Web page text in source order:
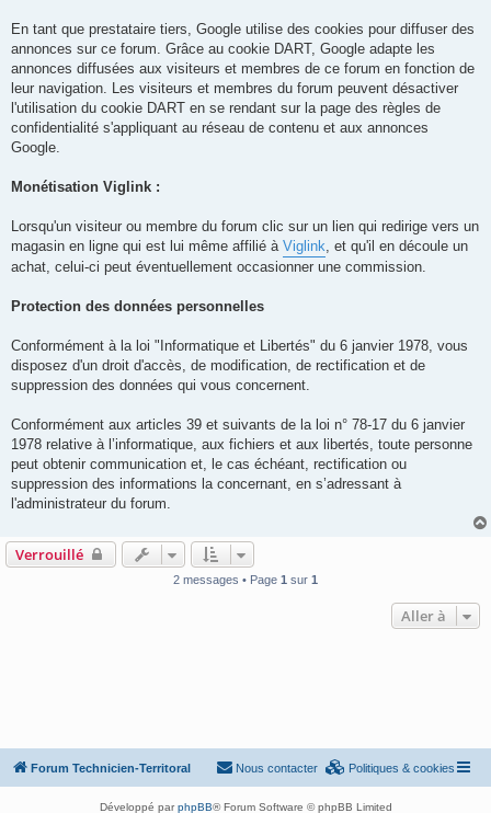
En tant que prestataire tiers, Google utilise des cookies pour diffuser des
annonces sur ce forum. Grâce au cookie DART, Google adapte les
annonces diffusées aux visiteurs et membres de ce forum en fonction de
leur navigation. Les visiteurs et membres du forum peuvent désactiver
l'utilisation du cookie DART en se rendant sur la page des règles de
confidentialité s'appliquant au réseau de contenu et aux annonces
Google.
Monétisation Viglink :
Lorsqu'un visiteur ou membre du forum clic sur un lien qui redirige vers un
magasin en ligne qui est lui même affilié à Viglink, et qu'il en découle un
achat, celui-ci peut éventuellement occasionner une commission.
Protection des données personnelles
Conformément à la loi "Informatique et Libertés" du 6 janvier 1978, vous
disposez d'un droit d'accès, de modification, de rectification et de
suppression des données qui vous concernent.
Conformément aux articles 39 et suivants de la loi n° 78-17 du 6 janvier
1978 relative à l’informatique, aux fichiers et aux libertés, toute personne
peut obtenir communication et, le cas échéant, rectification ou
suppression des informations la concernant, en s’adressant à
l'administrateur du forum.
Verrouillé
2 messages • Page 1 sur 1
Aller à
Forum Technicien-Territoral Politiques & cookies
Nous contacter
Développé parphpBB® Forum Software © phpBB Limited